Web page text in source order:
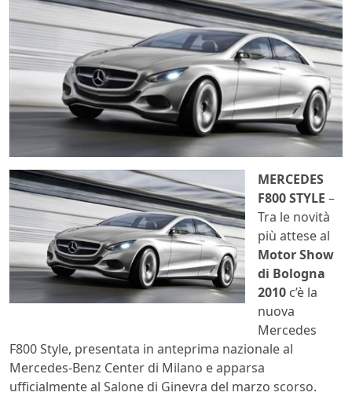
MERCEDES
F800 STYLE –
Tra le novità
più attese al
Motor Show
di Bologna
2010 c’è la
nuova
Mercedes
F800 Style, presentata in anteprima nazionale al
Mercedes-Benz Center di Milano e apparsa
ufficialmente al Salone di Ginevra del marzo scorso.